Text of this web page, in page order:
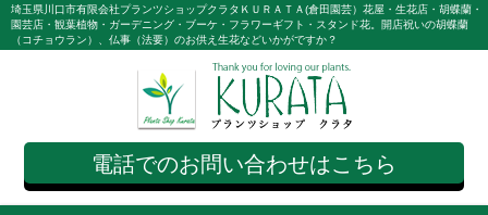
埼玉県川口市有限会社プランツショップクラタＫＵＲＡＴＡ(倉田園芸）花屋・生花店・胡蝶蘭・
園芸店・観葉植物・ガーデニング・ブーケ・フラワーギフト・スタンド花。開店祝いの胡蝶蘭
（コチョウラン）、仏事（法要）のお供え生花などいかがですか？
電話でのお問い合わせはこちら